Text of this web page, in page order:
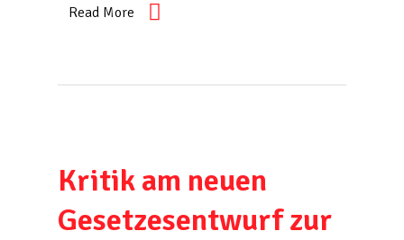
Read More
Kritik am neuen
Gesetzesentwurf zur